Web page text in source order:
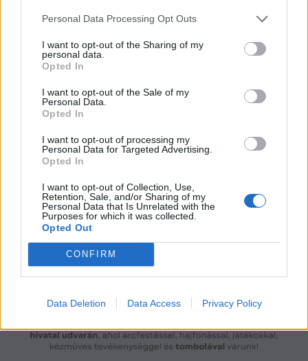
Personal Data Processing Opt Outs
I want to opt-out of the Sharing of my
personal data.
Opted In
I want to opt-out of the Sale of my
Personal Data.
Opted In
I want to opt-out of processing my
Personal Data for Targeted Advertising.
Opted In
I want to opt-out of Collection, Use,
Retention, Sale, and/or Sharing of my
Personal Data that Is Unrelated with the
Purposes for which it was collected.
Opted Out
CONFIRM
Data Deletion Data Access Privacy Policy
2025. szeptember 06., szombat
Több mint kétezer előkészítős kap
ajándék iskolatáskát